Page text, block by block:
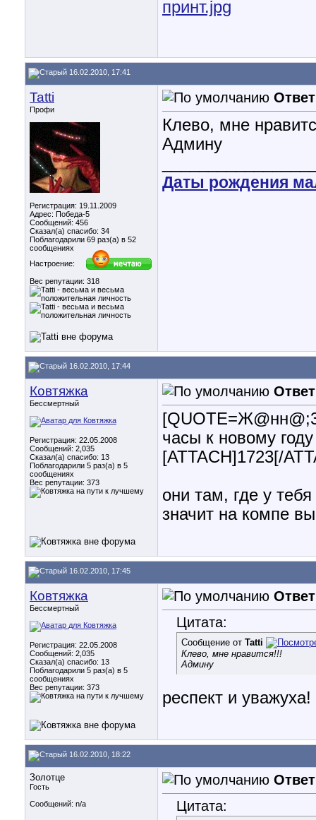
принт.jpg
16.02.2010, 17:41
Tatti
Профи
Регистрация: 19.11.2009
Адрес: Победа-5
Сообщений: 456
Сказал(а) спасибо: 34
Поблагодарили 69 раз(а) в 52
сообщениях
Настроение:
Вес репутации: 318
Клево, мне
Админу
Даты рождения
16.02.2010, 17:44
Ковтяжка
Бессмертный
Регистрация: 22.05.2008
Сообщений: 2,035
Сказал(а) спасибо: 13
Поблагодарили 5 раз(а) в 5
сообщениях
Вес репутации: 373
часы к новому
[ATTACH]1723[/
они там, где у
значит на компе
16.02.2010, 17:45
Ковтяжка
Бессмертный
Регистрация: 22.05.2008
Сообщений: 2,035
Сказал(а) спасибо: 13
Поблагодарили 5 раз(а) в 5
сообщениях
Вес репутации: 373
Цитата:
Сообщение от Tatti
Клево, мне нравится!!!
Админу
респект и уважуха!
16.02.2010, 18:22
Золотце
Гость
Сообщений: n/a
Цитата: